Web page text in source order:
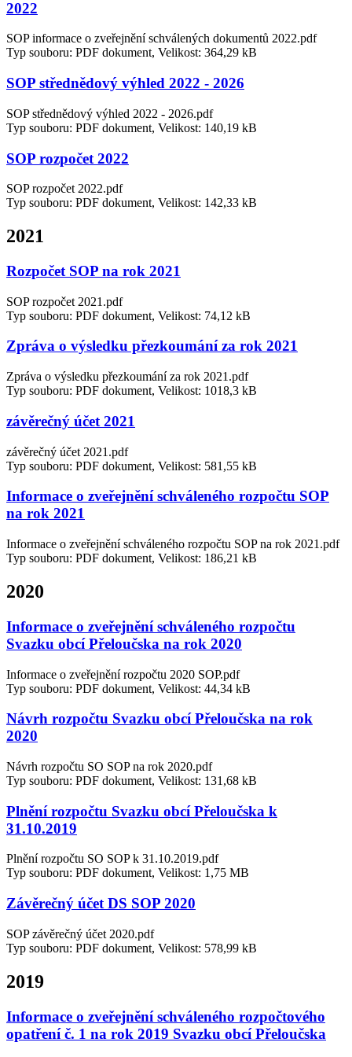
2022
SOP informace o zveřejnění schválených dokumentů 2022.pdf
Typ souboru: PDF dokument, Velikost: 364,29 kB
SOP střednědový výhled 2022 - 2026
SOP střednědový výhled 2022 - 2026.pdf
Typ souboru: PDF dokument, Velikost: 140,19 kB
SOP rozpočet 2022
SOP rozpočet 2022.pdf
Typ souboru: PDF dokument, Velikost: 142,33 kB
2021
Rozpočet SOP na rok 2021
SOP rozpočet 2021.pdf
Typ souboru: PDF dokument, Velikost: 74,12 kB
Zpráva o výsledku přezkoumání za rok 2021
Zpráva o výsledku přezkoumání za rok 2021.pdf
Typ souboru: PDF dokument, Velikost: 1018,3 kB
závěrečný účet 2021
závěrečný účet 2021.pdf
Typ souboru: PDF dokument, Velikost: 581,55 kB
Informace o zveřejnění schváleného rozpočtu SOP
na rok 2021
Informace o zveřejnění schváleného rozpočtu SOP na rok 2021.pdf
Typ souboru: PDF dokument, Velikost: 186,21 kB
2020
Informace o zveřejnění schváleného rozpočtu
Svazku obcí Přeloučska na rok 2020
Informace o zveřejnění rozpočtu 2020 SOP.pdf
Typ souboru: PDF dokument, Velikost: 44,34 kB
Návrh rozpočtu Svazku obcí Přeloučska na rok
2020
Návrh rozpočtu SO SOP na rok 2020.pdf
Typ souboru: PDF dokument, Velikost: 131,68 kB
Plnění rozpočtu Svazku obcí Přeloučska k
31.10.2019
Plnění rozpočtu SO SOP k 31.10.2019.pdf
Typ souboru: PDF dokument, Velikost: 1,75 MB
Závěrečný účet DS SOP 2020
SOP závěrečný účet 2020.pdf
Typ souboru: PDF dokument, Velikost: 578,99 kB
2019
Informace o zveřejnění schváleného rozpočtového
opatření č. 1 na rok 2019 Svazku obcí Přeloučska